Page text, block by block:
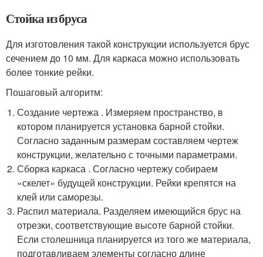
Стойка из бруса
Для изготовления такой конструкции используется брус
сечением до 10 мм. Для каркаса можно использовать
более тонкие рейки.
Пошаговый алгоритм:
Создание чертежа . Измеряем пространство, в
котором планируется установка барной стойки.
Согласно заданным размерам составляем чертеж
конструкции, желательно с точными параметрами.
Сборка каркаса . Согласно чертежу собираем
«скелет» будущей конструкции. Рейки крепятся на
клей или саморезы.
Распил материала. Разделяем имеющийся брус на
отрезки, соответствующие высоте барной стойки.
Если столешница планируется из того же материала,
подготавливаем элементы согласно длине